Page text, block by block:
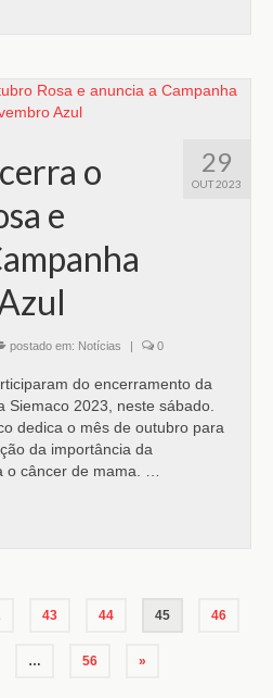
29
OUT 2023
o
e
postado em: Notícias 0
do encerramento da
Siemaco 2023, neste sábado.
dedica o mês de outubro para
da importância da
o câncer de mama. …
43 44 45 46
… 56 »